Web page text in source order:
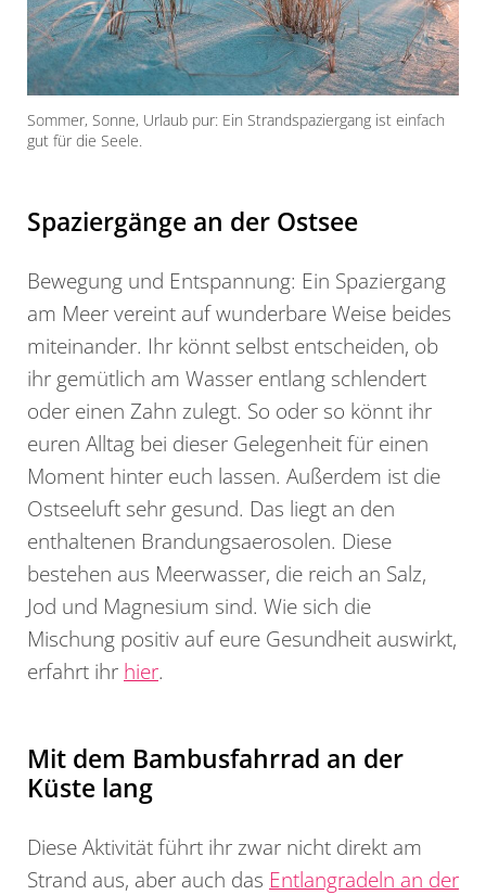
Sommer, Sonne, Urlaub pur: Ein Strandspaziergang ist einfach
gut für die Seele.
Spaziergänge an der Ostsee
Bewegung und Entspannung: Ein Spaziergang
am Meer vereint auf wunderbare Weise beides
miteinander. Ihr könnt selbst entscheiden, ob
ihr gemütlich am Wasser entlang schlendert
oder einen Zahn zulegt. So oder so könnt ihr
euren Alltag bei dieser Gelegenheit für einen
Moment hinter euch lassen. Außerdem ist die
Ostseeluft sehr gesund. Das liegt an den
enthaltenen Brandungsaerosolen. Diese
bestehen aus Meerwasser, die reich an Salz,
Jod und Magnesium sind. Wie sich die
Mischung positiv auf eure Gesundheit auswirkt,
erfahrt ihr hier.
Mit dem Bambusfahrrad an der
Küste lang
Diese Aktivität führt ihr zwar nicht direkt am
Strand aus, aber auch das Entlangradeln an der